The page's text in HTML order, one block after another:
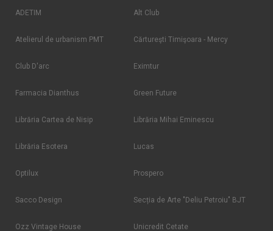
ADETIM Alt Club
Atelierul de urbanism PMT Cărtureşti Timişoara - Mercy
Club D'arc Eximtur
Farmacia Dianthus Green Future
Librăria Cartea de Nisip Librăria Mihai Eminescu
Librăria Esotera Lucas
Optilux Prospero
Sacco Design Secția de Arte "Deliu Petroiu" BJT
Ozz Vintage House Unicredit Cetate